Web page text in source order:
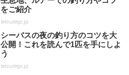
をご紹介
leisurego.jp
シーバスの夜の釣り方のコツを大
公開！これを読んで1匹を手にしよ
う
leisurego.jp